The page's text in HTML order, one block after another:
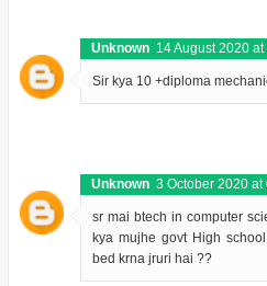
Unknown 14 August 2020 at
Sir kya 10 +diploma
Unknown 3 October 2020 at
sr mai btech in computer
kya mujhe govt High
bed krna jruri hai ??